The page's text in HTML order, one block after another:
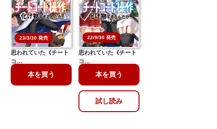
23/3/30 発売
おい、外れスキルだと
思われていた《チート
コ…
本を買う
22/9/30 発売
おい、外れスキルだと
思われていた《チート
コ…
本を買う
試し読み